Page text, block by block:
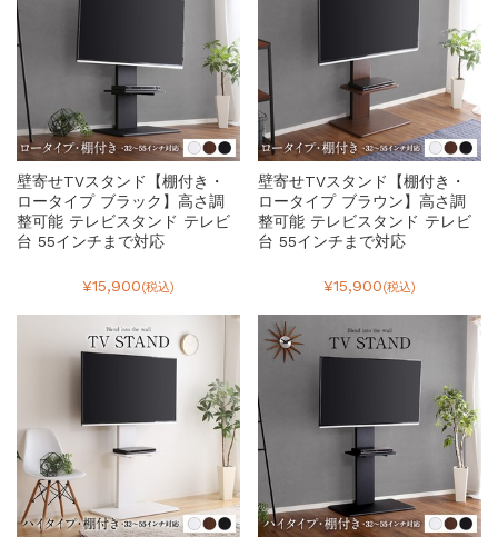
壁寄せTVスタンド【棚付き・
ロータイプ ブラック】高さ調
整可能 テレビスタンド テレビ
台 55インチまで対応
¥15,900(税込)
壁寄せTVスタンド【棚付き・
ロータイプ ブラウン】高さ調
整可能 テレビスタンド テレビ
台 55インチまで対応
¥15,900(税込)